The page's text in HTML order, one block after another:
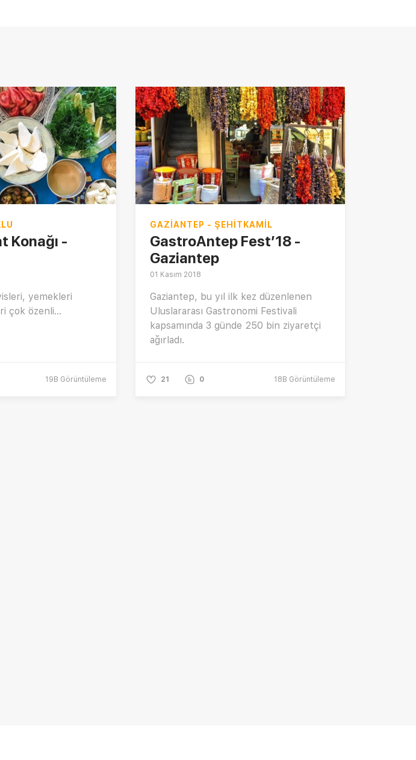
Konağı -
yemekleri
çok özenli...
19B Görüntüleme
GAZIANTEP - ŞEHITKAMIL
GastroAntep Fest’18 -
Gaziantep
01 Kasım 2018
Gaziantep, bu yıl ilk kez düzenlenen
Uluslararası Gastronomi Festivali
kapsamında 3 günde 250 bin ziyaretçi
ağırladı.
21 0 18B Görüntüleme